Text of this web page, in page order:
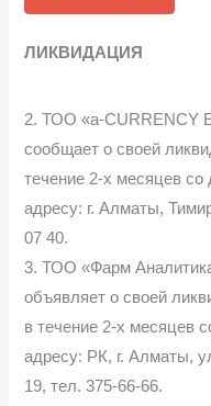
ЛИКВИДАЦИЯ
2. ТОО «а-CURRENCY
сообщает о своей
течение 2-х месяцев
адресу: г. Алматы,
07 40.
3. ТОО «Фарм
объявляет о своей
в течение 2-х месяцев
адресу: РК, г. Алматы,
19, тел. 375-66-66.